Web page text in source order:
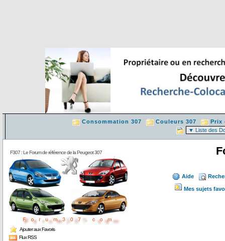
Consommation 307 Couleurs 307 Prix
F307 : Le Forum de référence de la Peugeot 307
Ajouter aux Favoris
Flux RSS
Aide
Mes sujets